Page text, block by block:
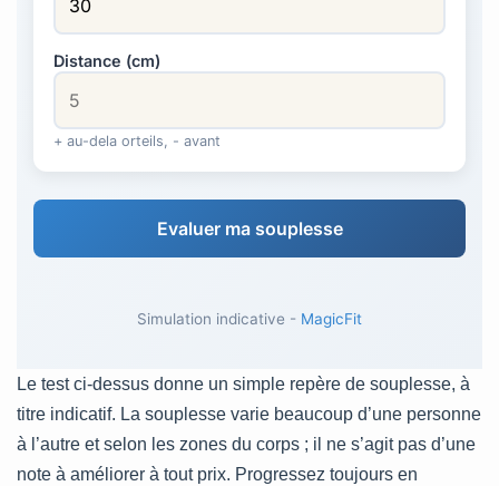
Distance (cm)
+ au-dela orteils, - avant
Evaluer ma souplesse
Simulation indicative - MagicFit
Le test ci-dessus donne un simple repère de souplesse, à
titre indicatif. La souplesse varie beaucoup d’une personne
à l’autre et selon les zones du corps ; il ne s’agit pas d’une
note à améliorer à tout prix. Progressez toujours en